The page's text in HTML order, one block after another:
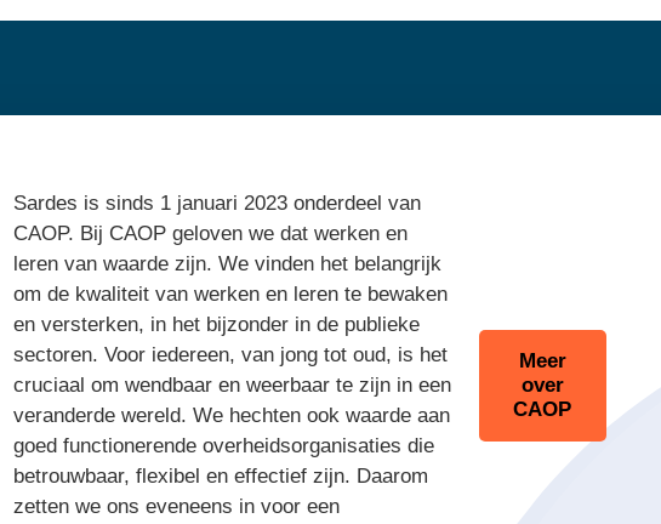
Sardes is sinds 1 januari 2023 onderdeel van
CAOP. Bij CAOP geloven we dat werken en
leren van waarde zijn. We vinden het belangrijk
om de kwaliteit van werken en leren te bewaken
en versterken, in het bijzonder in de publieke
sectoren. Voor iedereen, van jong tot oud, is het
cruciaal om wendbaar en weerbaar te zijn in een
veranderde wereld. We hechten ook waarde aan
goed functionerende overheidsorganisaties die
betrouwbaar, flexibel en effectief zijn. Daarom
zetten we ons eveneens in voor een
Meer
over
CAOP